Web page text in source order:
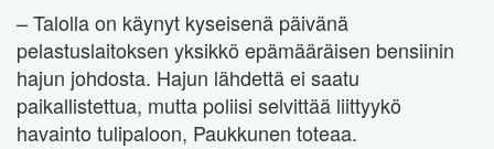
– Talolla on käynyt kyseisenä päivänä
pelastuslaitoksen yksikkö epämääräisen bensiinin
hajun johdosta. Hajun lähdettä ei saatu
paikallistettua, mutta poliisi selvittää liittyykö
havainto tulipaloon, Paukkunen toteaa.